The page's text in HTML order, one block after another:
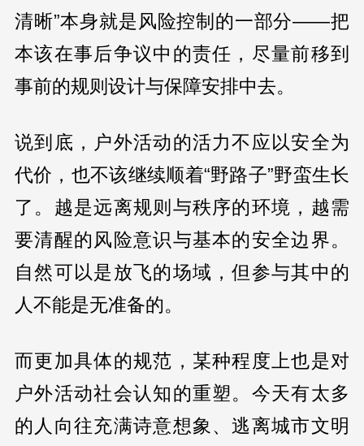
清晰”本身就是风险控制的一部分——把
本该在事后争议中的责任，尽量前移到
事前的规则设计与保障安排中去。
说到底，户外活动的活力不应以安全为
代价，也不该继续顺着“野路子”野蛮生长
了。越是远离规则与秩序的环境，越需
要清醒的风险意识与基本的安全边界。
自然可以是放飞的场域，但参与其中的
人不能是无准备的。
而更加具体的规范，某种程度上也是对
户外活动社会认知的重塑。今天有太多
的人向往充满诗意想象、逃离城市文明